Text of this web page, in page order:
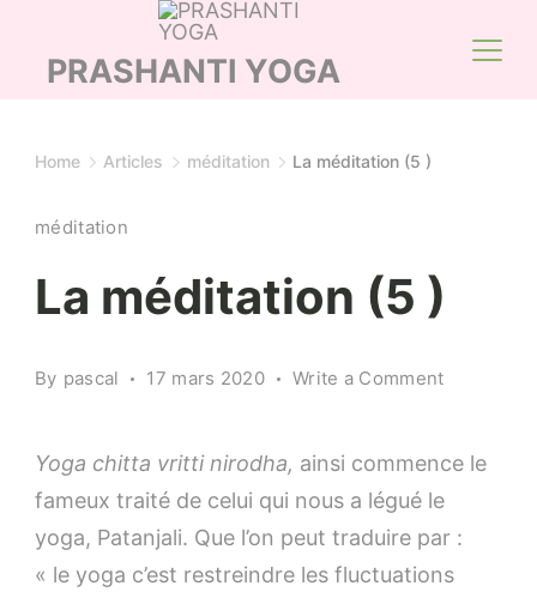
PRASHANTI YOGA
Home Articles méditation La méditation (5 )
méditation
La méditation (5 )
By pascal 17 mars 2020 Write a Commenton
(5
)
Yoga chitta vritti nirodha, ainsi commence le
fameux traité de celui qui nous a légué le
yoga, Patanjali. Que l’on peut traduire par :
« le yoga c’est restreindre les fluctuations